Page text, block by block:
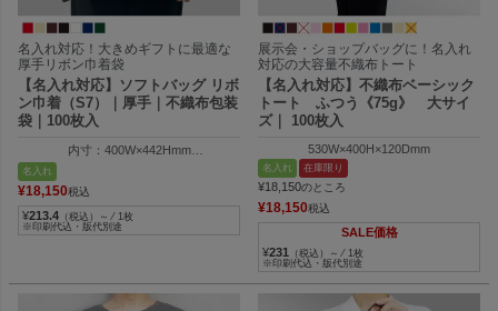
名入れ対応！大きめギフトに最適な
厚手リボン巾着袋
【名入れ対応】ソフトバッグ リボ
ン巾着（S7）｜厚手｜不織布包装
袋｜100枚入
内寸：400W×442Hmm
名入れ
¥18,150税込
¥213.4 （税込）～ ⁄ 1枚
※印刷代込・版代別途
展示会・ショップバッグに！名入れ
対応の大容量不織布トート
【名入れ対応】不織布ベーシック
トート ふつう《75g》 大サイ
ズ｜ 100枚入
530W×400H×120Dmm
名入れ 在庫限り
¥18,150のところ
¥18,150税込
SALE価格
¥231
（税込）～ ⁄ 1枚
※印刷代込・版代別途